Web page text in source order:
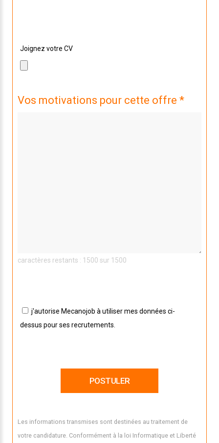
Joignez votre CV
Vos motivations pour cette offre *
caractères restants : 1500 sur 1500
j'autorise Mecanojob à utiliser mes données ci-
dessus pour ses recrutements.
Les informations transmises sont destinées au traitement de
votre candidature. Conformément à la loi Informatique et Liberté